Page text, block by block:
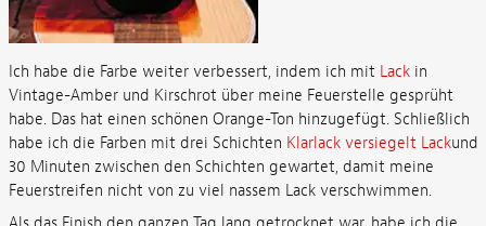
Ich habe die Farbe weiter verbessert, indem ich mit Lackin
Vintage-Amber und Kirschrot über meine Feuerstelle gesprüht
habe. Das hat einen schönen Orange-Ton hinzugefügt. Schließlich
habe ich die Farben mit drei Schichten Klarlack versiegelt Lackund
30 Minuten zwischen den Schichten gewartet, damit meine
Feuerstreifen nicht von zu viel nassem Lack verschwimmen.